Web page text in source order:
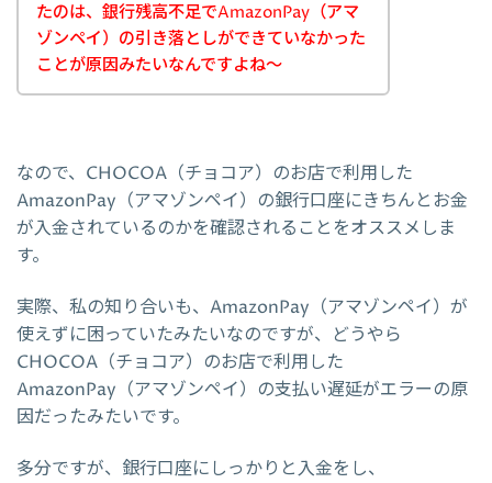
たのは、銀行残高不足でAmazonPay（アマ
ゾンペイ）の引き落としができていなかった
ことが原因みたいなんですよね～
なので、CHOCOA（チョコア）のお店で利用した
AmazonPay（アマゾンペイ）の銀行口座にきちんとお金
が入金されているのかを確認されることをオススメしま
す。
実際、私の知り合いも、AmazonPay（アマゾンペイ）が
使えずに困っていたみたいなのですが、どうやら
CHOCOA（チョコア）のお店で利用した
AmazonPay（アマゾンペイ）の支払い遅延がエラーの原
因だったみたいです。
多分ですが、銀行口座にしっかりと入金をし、